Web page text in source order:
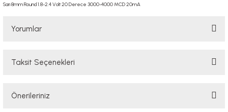
Sarı 8mm Round 1.8-2.4 Volt 20 Derece 3000-4000 MCD 20mA
Yorumlar
Taksit Seçenekleri
Önerileriniz